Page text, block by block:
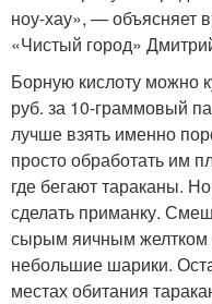
ноу-хау», — объясняет
«Чистый город»
Борную кислоту можно
руб. за 10-граммовый
лучше взять именно
просто обработать им
где бегают тараканы.
сделать приманку.
сырым яичным желтком
небольшие шарики.
местах обитания